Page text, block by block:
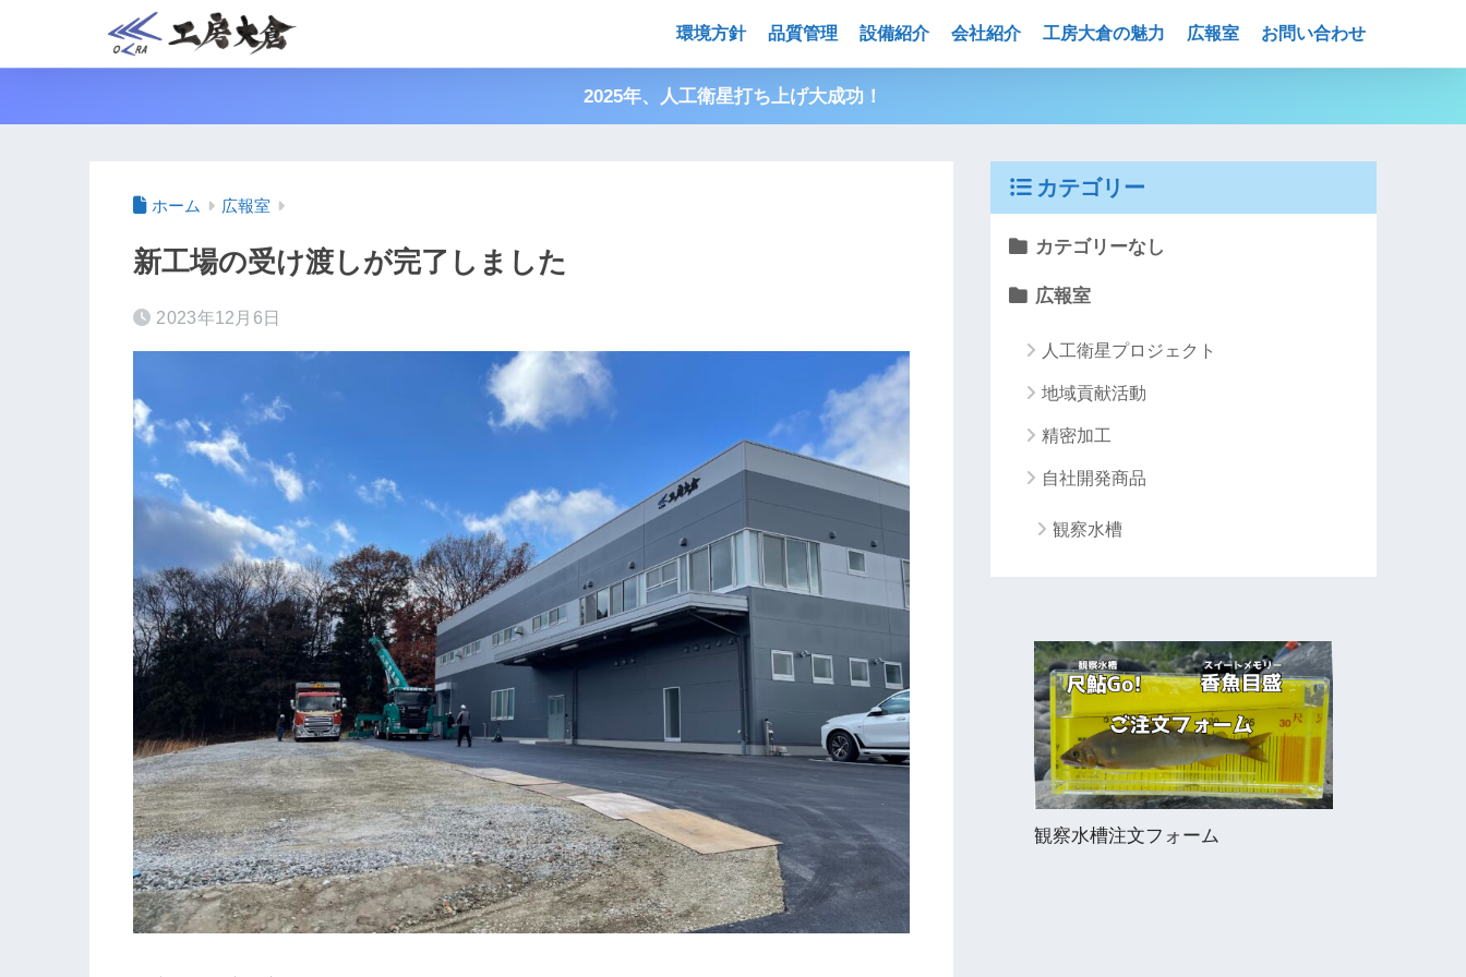
環境方針 品質管理 設備紹介 会社紹介 工房大倉の魅力 広報室 お問い合わせ
2025年、人工衛星打ち上げ大成功！
ホーム 広報室
新工場の受け渡しが完了しました
2023年12月6日
カテゴリー
カテゴリーなし
広報室
人工衛星プロジェクト
地域貢献活動
精密加工
自社開発商品
観察水槽
観察水槽注文フォーム